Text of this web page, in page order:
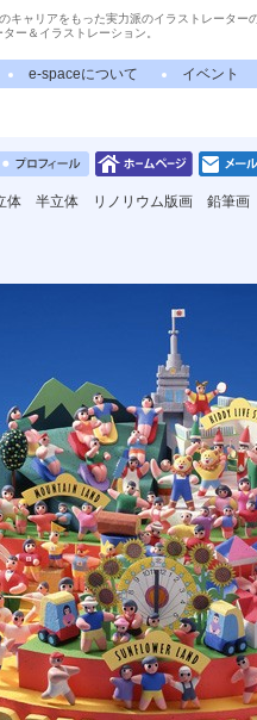
キャリアをもった実力派のイラストレーター
ー＆イラストレーション。
e-spaceについて イベント
体 半立体 リノリウム版画 鉛筆画